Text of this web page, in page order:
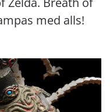
med alls!